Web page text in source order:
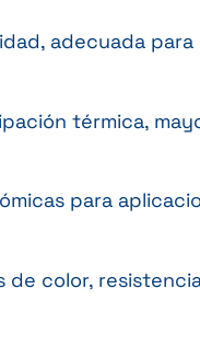
adecuada para
térmica,
para
de color,